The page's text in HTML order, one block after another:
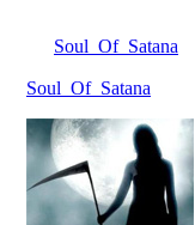
Soul_Of_Satana
Soul_Of_Satana